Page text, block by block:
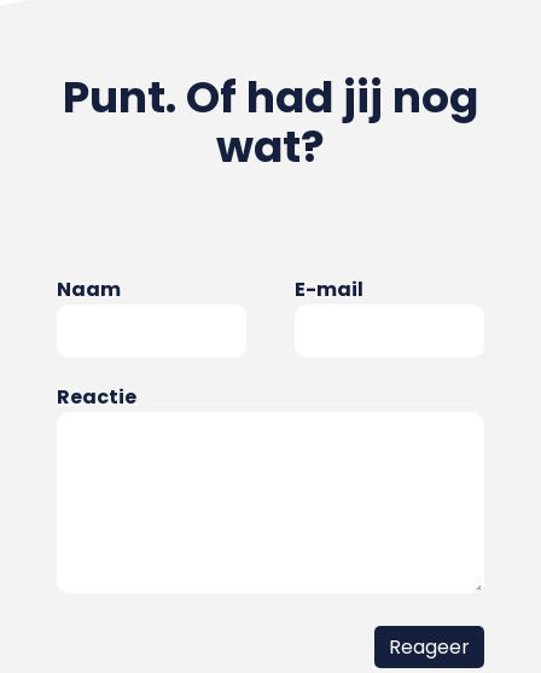
Punt. Of had jij nog
wat?
Naam E-mail
Reactie